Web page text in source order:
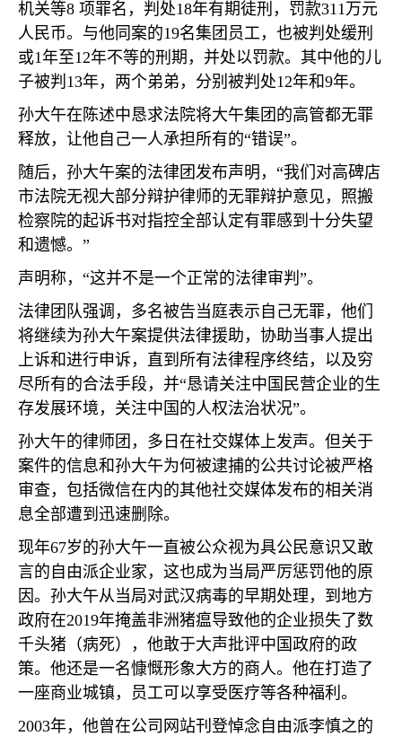
机关等8 项罪名，判处18年有期徒刑，罚款311万元
人民币。与他同案的19名集团员工，也被判处缓刑
或1年至12年不等的刑期，并处以罚款。其中他的儿
子被判 13年，两个弟弟，分别被判处12年和9年。
孙大午在陈述中恳求法院将大午集团的高管都无罪
释放，让他自己一人承担所有的“错误”。
随后，孙大午案的法律团发布声明， “我们对高碑店
市法院无视大部分辩护律师的无罪辩护意见，照搬
检察院的起诉书对指控全部认定有罪感到十分失望
和遗憾。 ”
声明称， “这并不是一个正常的法律审判 ”。
法律团队强调，多名被告当庭表示自己无罪，他们
将继续为孙大午案提供法律援助，协助当事人提出
上诉和进行申诉，直到所有法律程序终结，以及穷
尽所有的合法手段，并“恳请关注中国民营企业的生
存发展环境，关注中国的人权法治状况”。
孙大午的律师团，多日在社交媒体上发声。但关于
案件的信息和孙大午为何被逮捕的公共讨论被严格
审查，包括微信在内的其他社交媒体发布的相关消
息全部遭到迅速删除。
现年67岁的孙大午一直被公众视为具公民意识又敢
言的自由派企业家，这也成为当局严厉惩罚他的原
因。孙大午从当局对武汉病毒的早期处理，到地方
政府在2019年掩盖非洲猪瘟导致他的企业损失了数
千头猪（病死），他敢于大声批评中国政府的政
策。他还是一名慷慨形象大方的商人。他在打造了
一座商业城镇，员工可以享受医疗等各种福利。
2003年，他曾在公司网站刊登悼念自由派李慎之的